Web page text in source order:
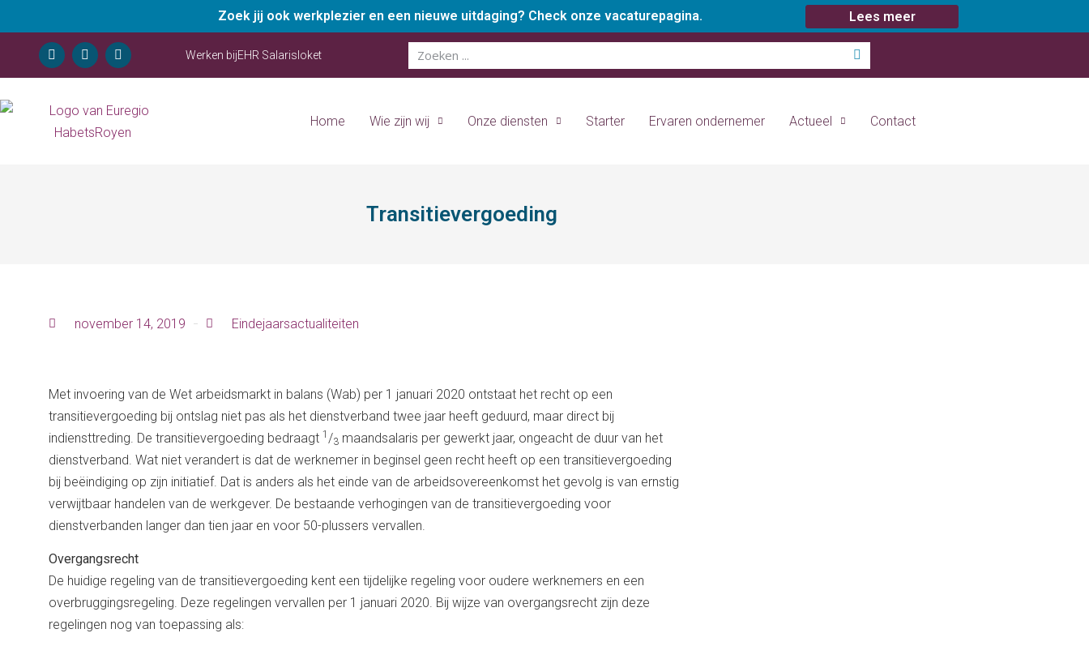
Zoek jij ook werkplezier en een nieuwe uitdaging? Check onze vacaturepagina. Lees meer
Werken bijEHR Salarisloket
Home Wie zijn wij Onze diensten Starter Ervaren ondernemer Actueel Contact
Transitievergoeding
november 14, 2019 Eindejaarsactualiteiten
Met invoering van de Wet arbeidsmarkt in balans (Wab) per 1 januari 2020 ontstaat het recht op een
transitievergoeding bij ontslag niet pas als het dienstverband twee jaar heeft geduurd, maar direct bij
indiensttreding. De transitievergoeding bedraagt 1 /3 maandsalaris per gewerkt jaar, ongeacht de duur van het
dienstverband. Wat niet verandert is dat de werknemer in beginsel geen recht heeft op een transitievergoeding
bij beëindiging op zijn initiatief. Dat is anders als het einde van de arbeidsovereenkomst het gevolg is van ernstig
verwijtbaar handelen van de werkgever. De bestaande verhogingen van de transitievergoeding voor
dienstverbanden langer dan tien jaar en voor 50-plussers vervallen.
Overgangsrecht
De huidige regeling van de transitievergoeding kent een tijdelijke regeling voor oudere werknemers en een
overbruggingsregeling. Deze regelingen vervallen per 1 januari 2020. Bij wijze van overgangsrecht zijn deze
regelingen nog van toepassing als: